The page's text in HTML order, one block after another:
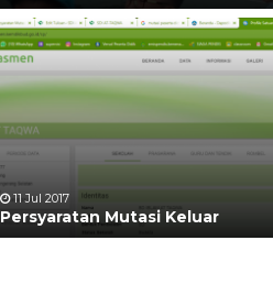
11 Jul 2017
Persyaratan Mutasi Keluar